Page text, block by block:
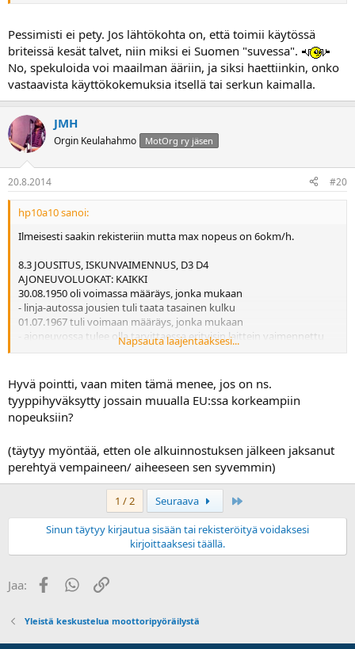
Pessimisti ei pety. Jos lähtökohta on, että toimii käytössä
briteissä kesät talvet, niin miksi ei Suomen "suvessa".
No, spekuloida voi maailman ääriin, ja siksi haettiinkin, onko
vastaavista käyttökokemuksia itsellä tai serkun kaimalla.
JMH
Orgin Keulahahmo MotOrg ry jäsen
20.8.2014 #20
hp10a10 sanoi:
Ilmeisesti saakin rekisteriin mutta max nopeus on 6okm/h.
8.3 JOUSITUS, ISKUNVAIMENNUS, D3 D4
AJONEUVOLUOKAT: KAIKKI
30.08.1950 oli voimassa määräys, jonka mukaan
- linja-autossa jousien tuli taata tasainen kulku
01.07.1967 tuli voimaan määräys, jonka mukaan
- ajoneuvossa tulee olla tarvittaessa erityisin laittein vaimennettu
rajoitettu nopeus
enintään 50 km/h.
01.01.1993 tai sen jälkeen käyttöön otetut ajoneuvot
- saa hyväksyä ilman jousitusta, mikäli rakenteellinen nopeus
- jos hinattavan ajoneuvon nopeus on rajoitettu nopeuteen
enintään 60 km/h.
TLL 83 §.
Napsauta laajentaaksesi...
Hyvä pointti, vaan miten tämä menee, jos on ns.
tyyppihyväksytty jossain muualla EU:ssa korkeampiin
nopeuksiin?
(täytyy myöntää, etten ole alkuinnostuksen jälkeen jaksanut
perehtyä vempaineen/ aiheeseen sen syvemmin)
1 / 2 Seuraava
Sinun täytyy kirjautua sisään tai rekisteröityä voidaksesi
kirjoittaaksesi täällä.
Jaa: FacebookWhatsApp
Linkki
Yleistä keskustelua moottoripyöräilystä